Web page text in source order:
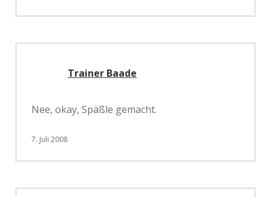
Trainer Baade
Nee, okay, Späßle gemacht.
7. Juli 2008